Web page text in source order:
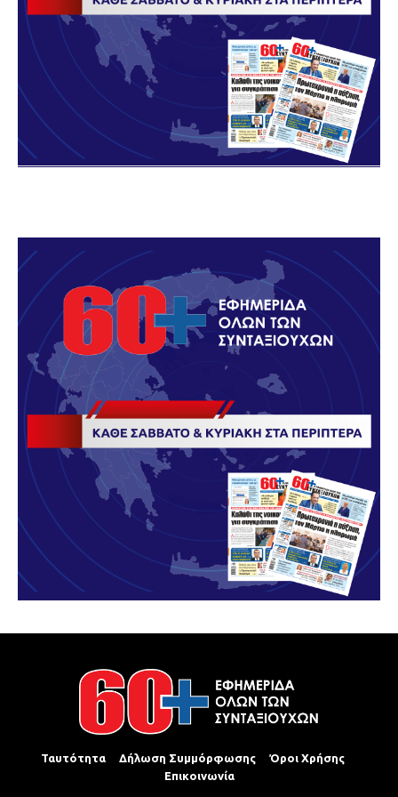
Ταυτότητα Δήλωση Συμμόρφωσης
Όροι Χρήσης
Επικοινωνία